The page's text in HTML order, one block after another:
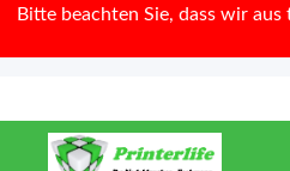
Bitte beachten Sie, dass wir